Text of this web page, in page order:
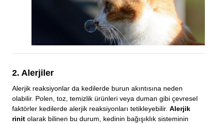
2. Alerjiler
Alerjik reaksiyonlar da kedilerde burun akıntısına neden
olabilir. Polen, toz, temizlik ürünleri veya duman gibi çevresel
faktörler kedilerde alerjik reaksiyonları tetikleyebilir. Alerjik
rinit olarak bilinen bu durum, kedinin bağışıklık sisteminin